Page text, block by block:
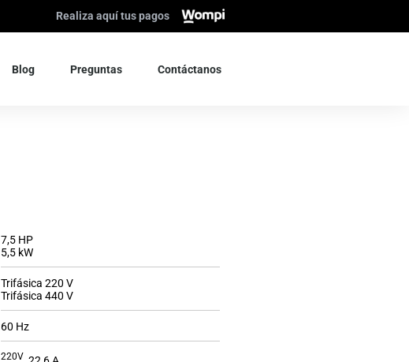
Realiza aquí tus pagos
Blog Preguntas Contáctanos
7,5 HP
5,5 kW
Trifásica 220 V
Trifásica 440 V
60 Hz
220V